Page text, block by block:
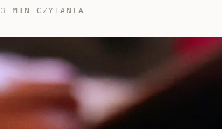
3 MIN CZYTANIA